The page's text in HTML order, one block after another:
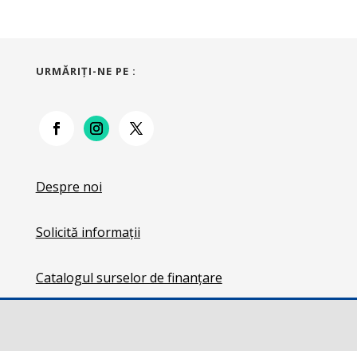
URMĂRIŢI-NE PE :
Despre noi
Solicită informații
Catalogul surselor de finanțare